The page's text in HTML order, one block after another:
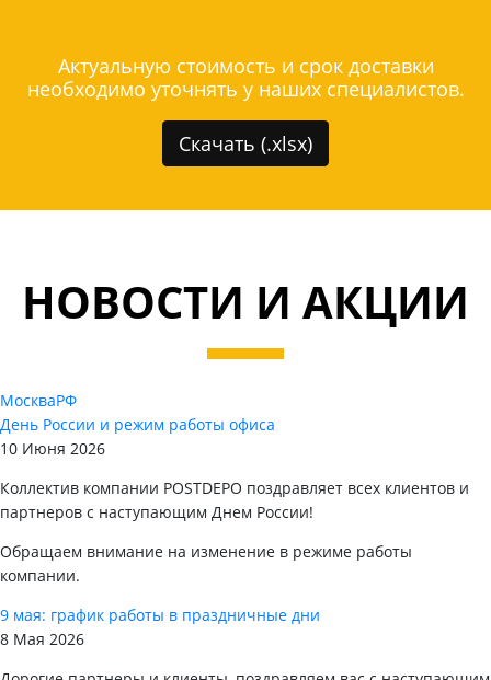
Актуальную стоимость и срок доставки
необходимо уточнять у наших специалистов.
Скачать (.xlsx)
НОВОСТИ И АКЦИИ
МоскваРФ
День России и режим работы офиса
10 Июня 2026
Коллектив компании POSTDEPO поздравляет всех клиентов и
партнеров с наступающим Днем России!
Обращаем внимание на изменение в режиме работы
компании.
9 мая: график работы в праздничные дни
8 Мая 2026